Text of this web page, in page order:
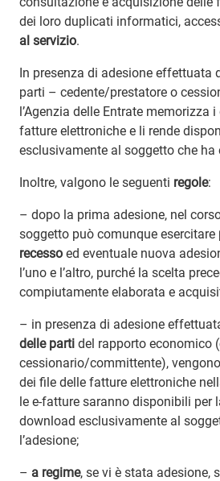
dei loro duplicati informatici,
al servizio.
In presenza di adesione effettuata
parti – cedente/prestatore o
l’Agenzia delle Entrate memorizza
fatture elettroniche e li rende
esclusivamente al soggetto che ha
Inoltre, valgono le seguenti regole:
– dopo la prima adesione, nel
soggetto può comunque esercitare
recesso ed eventuale nuova
l’uno e l’altro, purché la scelta
compiutamente elaborata e
– in presenza di adesione
delle parti del rapporto economico
cessionario/committente),
dei file delle fatture elettroniche
le e-fatture saranno disponibili per
download esclusivamente al
l’adesione;
– a regime, se vi è stata adesione,